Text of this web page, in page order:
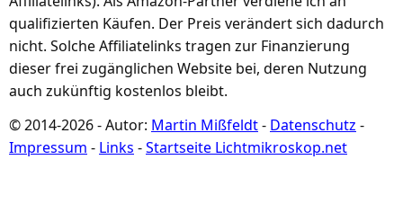
qualifizierten Käufen. Der Preis verändert sich dadurch
nicht. Solche Affiliatelinks tragen zur Finanzierung
dieser frei zugänglichen Website bei, deren Nutzung
auch zukünftig kostenlos bleibt.
© 2014-2026 - Autor: Martin Mißfeldt- Datenschutz -
Impressum - Links -Startseite Lichtmikroskop.net